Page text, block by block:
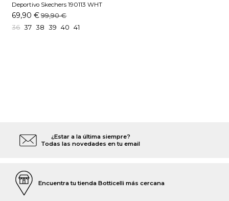
Deportivo Skechers 190113 WHT
Blanco
69,90 € 99,90 €
36 37 38 39 40 41
¿Estar a la última siempre?
Todas las novedades en tu email
Encuentra tu tienda Botticelli más cercana